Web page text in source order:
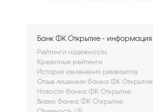
Банк ФК Открытие - информация
Рейтинги надежности
Кредитные рейтинги
История изменения реквизитов
Отзыв лицензии банка ФК Открытие
Новости банка ФК Открытие
Видео банка ФК Открытие